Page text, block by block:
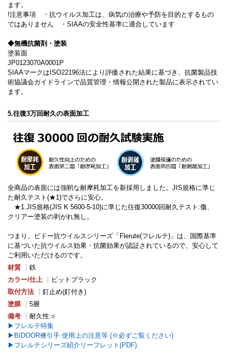
ます。
!注意事項 ・抗ウイルス加工は、病気の治療や予防を目的とするもの
ではありません ・SIAAの安全性基準に適合しています
◆無機抗菌剤・塗装
塗装面
JP0123070A0001P
SIAAマークはISO22196法により評価された結果に基づき、抗菌製品技
術協議会ガイドラインで品質管理・情報公開された製品に表示されてい
ます。
5.往復3万回耐久の表面加工
全商品の表面には強靭な耐摩耗加工を新採用しました。JIS規格に準じ
た耐久テスト(★1)でさらに安心。
★1.JIS規格(JIS K 5600-5-10)に準じた往復30000回耐久テスト:傷、
クリアー塗装の剥がれ無し。
つまり、ビドー抗ウイルスシリーズ「Flerute(フレルテ)」は、国際基準
に基づいた抗ウイルス効果・抗菌効果が認証されているので、安心して
ご利用いただけるのです。
材質
┊鉄
カラー/仕上
┊ビットブラック
取付方法
┊釘止め(釘付き)
塗膜
┊5層
備考
┊耐久性:○
フレルテ特集
BIDOOR襖引手 使用上の注意等 (※必ずご覧ください)
フレルテシリーズ紹介リーフレット(PDF)